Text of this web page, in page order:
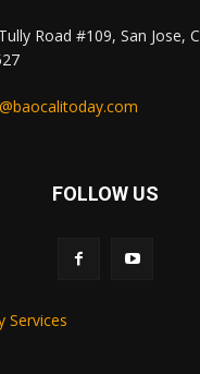
Road #109, San Jose,
FOLLOW US
Services